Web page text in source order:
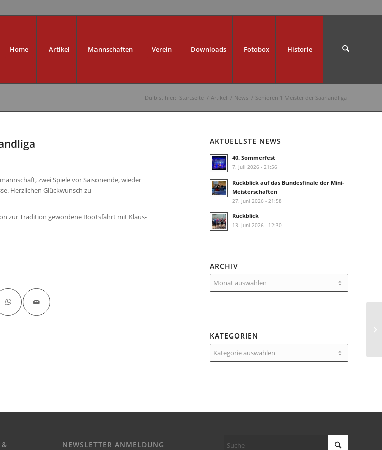
Home Artikel Mannschaften Verein Downloads Fotobox Historie
Du bist hier: Startseite / Artikel / News / Senioren 1 Meister der Saarlandliga
zwei Spiele vor Saisonende,wieder
Herzlichen Glückwunsch zu
zur Tradition gewordene Bootsfahrt mit Klaus-
AKTUELLSTE NEWS
40. Sommerfest
7. Juli 2026 - 21:56
Rückblick auf das Bundesfinale der Mini-
Meisterschaften
27. Juni 2026 - 21:58
Rückblick
13. Juni 2026 - 12:30
ARCHIV
KATEGORIEN
Kategorien
NEWSLETTER ANMELDUNG